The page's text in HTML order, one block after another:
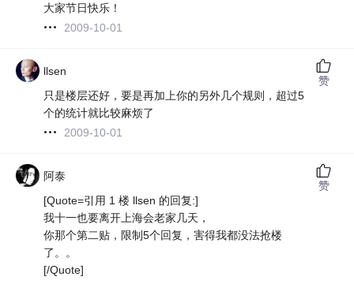
大家节日快乐！
2009-10-01
llsen
只是楼层还好，要是再加上你的另外几个规则，超过5
个的统计就比较麻烦了
2009-10-01
赞
阿泰
[Quote=引用 1 楼 llsen 的回复:]
我十一也要离开上海会老家几天，
你那个第二贴，限制5个回复，害得我都没法抢楼
了。。
[/Quote]
赞